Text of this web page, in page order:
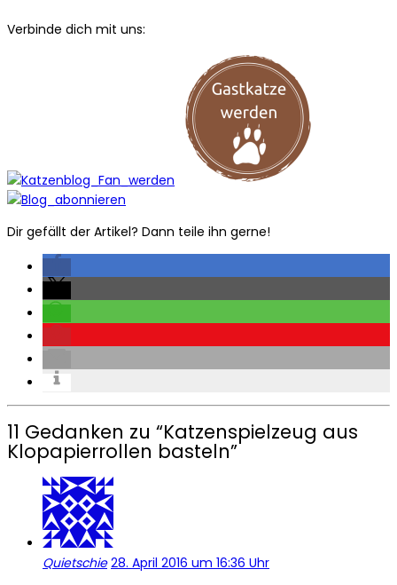
Verbinde dich mit uns:
Dir gefällt der Artikel? Dann teile ihn gerne!
11 Gedanken zu “Katzenspielzeug aus
Klopapierrollen basteln”
Quietschie 28. April 2016 um 16:36 Uhr